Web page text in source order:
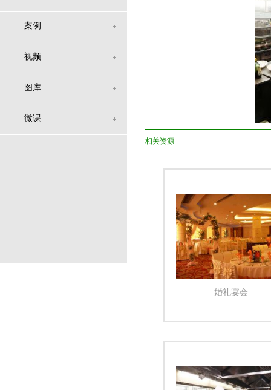
案例
视频
图库
微课
相关资源
婚礼宴会